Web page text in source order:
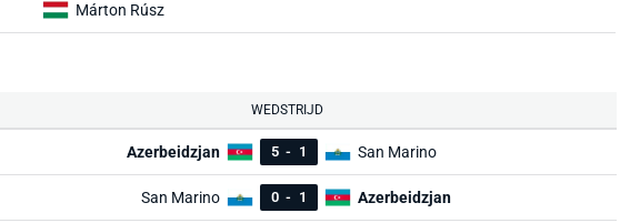
Márton Rúsz
WEDSTRIJD
Azerbeidzjan 5 - 1 San Marino
San Marino 0 - 1 Azerbeidzjan